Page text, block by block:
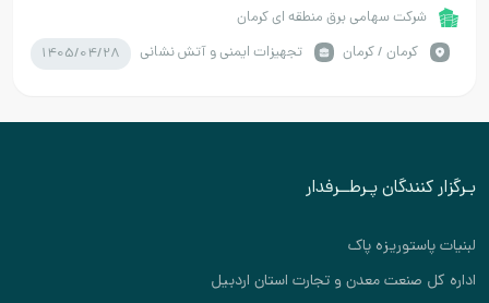
شرکت سهامی برق منطقه ای کرمان
كرمان / کرمان
تجهیزات ایمنی و آتش نشانی 1405/04/28
بـرگزار کنندگان پـرطــرفدار
لبنیات پاستوریزه پاک
اداره کل صنعت معدن و تجارت استان اردبیل